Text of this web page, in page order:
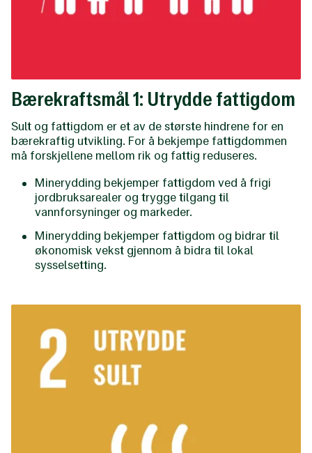
Bærekraftsmål 1: Utrydde fattigdom
Sult og fattigdom er et av de største hindrene for en
bærekraftig utvikling. For å bekjempe fattigdommen
må forskjellene mellom rik og fattig reduseres.
Minerydding bekjemper fattigdom ved å frigi
jordbruksarealer og trygge tilgang til
vannforsyninger og markeder.
Minerydding bekjemper fattigdom og bidrar til
økonomisk vekst gjennom å bidra til lokal
sysselsetting.